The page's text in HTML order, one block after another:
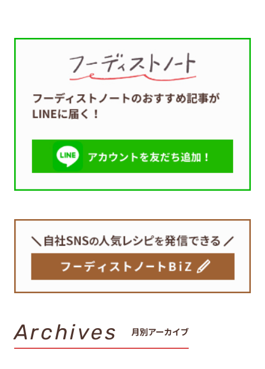
Archives 月別アーカイブ